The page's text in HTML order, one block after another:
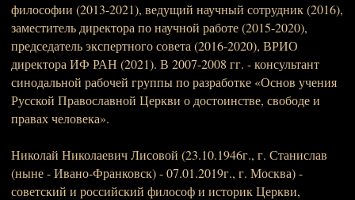
философии (2013-2021), ведущий научный сотрудник (2016),
заместитель директора по научной работе (2015-2020),
председатель экспертного совета (2016-2020), ВРИО
директора ИФ РАН (2021). В 2007-2008 гг. - консультант
синодальной рабочей группы по разработке «Основ учения
Русской Православной Церкви о достоинстве, свободе и
правах человека».
Николай Николаевич Лисовой (23.10.1946г., г. Станислав
(ныне - Ивано-Франковск) - 07.01.2019г., г. Москва) -
советский и российский философ и историк Церкви,